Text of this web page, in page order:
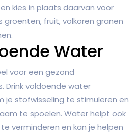
kies in plaats daarvan voor
fruit, volkoren granen
Water
voor een gezond
Drink voldoende water
je stofwisseling te stimuleren en
te spoelen. Water helpt ook
verminderen en kan je helpen